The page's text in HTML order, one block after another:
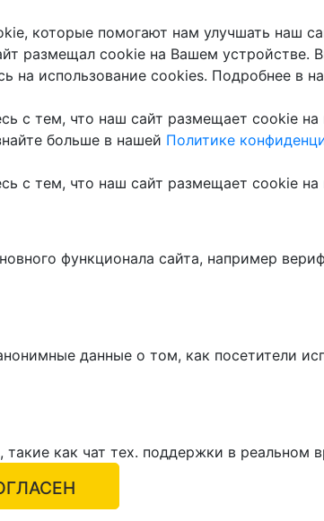
которые помогают нам улучшать наш
размещал cookie на Вашем
на использование cookies. Подробнее в
с тем, что наш сайт размещает cookie
больше в нашей Политике
с тем, что наш сайт размещает cookie
функционала сайта, например
данные о том, как посетители
как чат тех. поддержки в реальном